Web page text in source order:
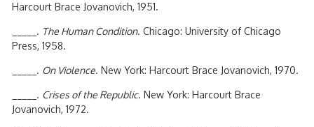
Harcourt Brace Jovanovich, 1951.
_____. The Human Condition. Chicago: University of Chicago
Press, 1958.
_____. On Violence. New York: Harcourt Brace Jovanovich, 1970.
_____. Crises of the Republic. New York: Harcourt Brace
Jovanovich, 1972.